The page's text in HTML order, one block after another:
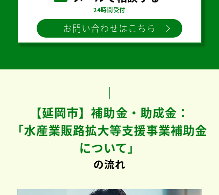
24時間受付
お問い合わせはこちら
【延岡市】補助金・助成金：
「水産業販路拡大等支援事業補助金
について」
の流れ